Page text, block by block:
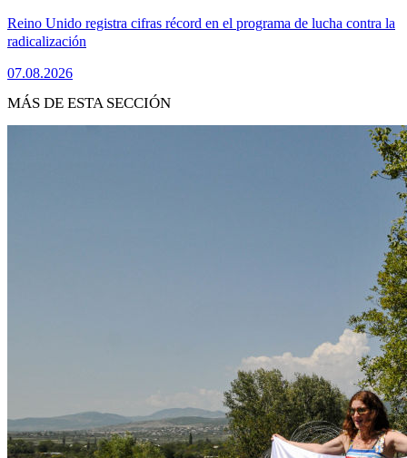
Reino Unido registra cifras récord en el programa de lucha contra la
radicalización
07.08.2026
MÁS DE ESTA SECCIÓN